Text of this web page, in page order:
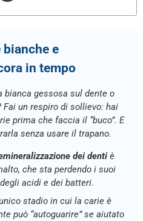
e
in tempo
bianca gessosa sul dente o
un respiro di sollievo: hai
prima che faccia il “buco”. E
senza usare il trapano.
dei denti è
che sta perdendo i suoi
acidi e dei batteri.
stadio in cui la carie è
può “autoguarire” se aiutato